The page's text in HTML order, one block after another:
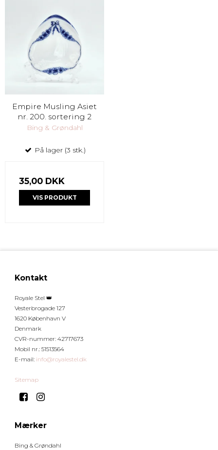
Empire Musling Asiet
nr. 200. sortering 2
Bing & Grøndahl
På lager (3 stk.)
35,00 DKK
VIS PRODUKT
Kontakt
Royale Stel 👑
Vesterbrogade 127
1620 København V
Denmark
CVR-nummer: 42717673
Mobil nr.: 51513564
E-mail: info@royalestel.dk
Sitemap
Mærker
Bing & Grøndahl